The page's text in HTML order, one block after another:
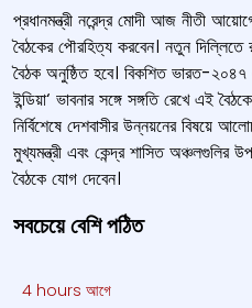
প্রধানমন্ত্রী নরেন্দ্র মোদী আজ নীতী
বৈঠকের পৌরহিত্য করবেন। নতুন দিল্লিতে
বৈঠক অনুষ্ঠিত হবে। বিকশিত ভারত-২০৪৭
ইন্ডিয়া‘ ভাবনার সঙ্গে সঙ্গতি রেখে এই
নির্বিশেষে দেশবাসীর উন্নয়নের বিষয়ে
মুখ্যমন্ত্রী এবং কেন্দ্র শাসিত অঞ্চলগুলির
বৈঠকে যোগ দেবেন।
সবচেয়ে বেশি পঠিত
4 hours আগে